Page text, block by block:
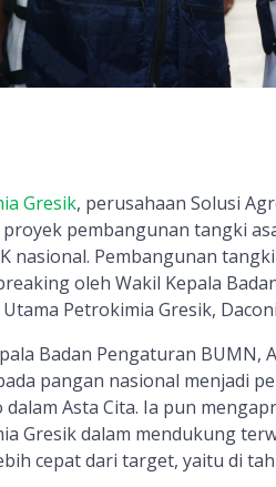
Gresik, perusahaan Solusi
proyek pembangunan tangki
nasional. Pembangunan
oleh Wakil Kepala
Petrokimia Gresik,
Badan Pengaturan BUMN,
pangan nasional menjadi
dalam Asta Cita. Ia pun
Gresik dalam mendukung
cepat dari target, yaitu di